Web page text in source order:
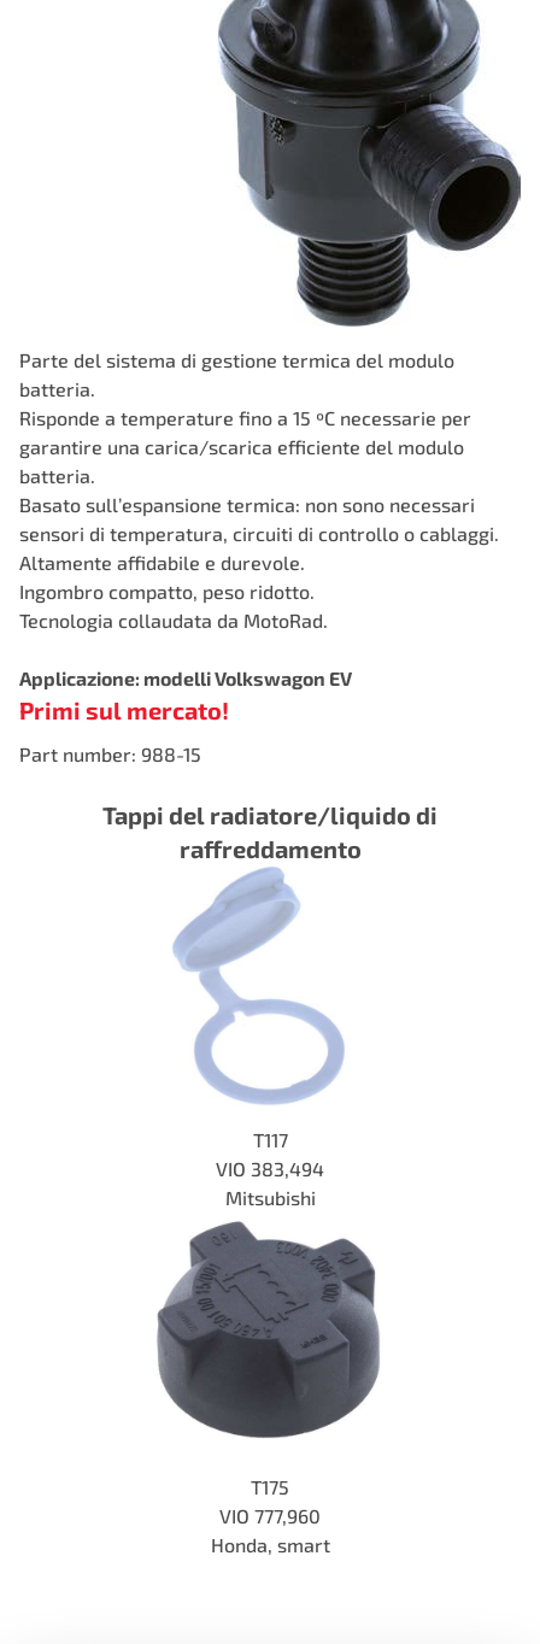
Parte del sistema di gestione termica del modulo
batteria.
Risponde a temperature fino a 15 ºC necessarie per
garantire una carica/scarica efficiente del modulo
batteria.
Basato sull’espansione termica: non sono necessari
sensori di temperatura, circuiti di controllo o cablaggi.
Altamente affidabile e durevole.
Ingombro compatto, peso ridotto.
Tecnologia collaudata da MotoRad.
Applicazione: modelli Volkswagon EV
Primi sul mercato!
Part number: 988-15
Tappi del radiatore/liquido di
raffreddamento
T117
VIO 383,494
Mitsubishi
T175
VIO 777,960
Honda, smart